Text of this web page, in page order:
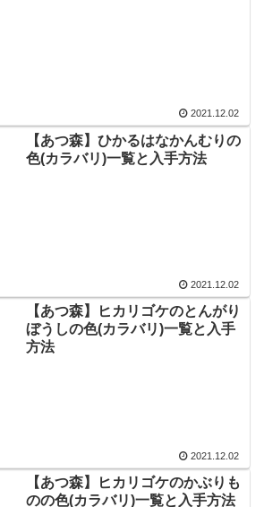
2021.12.02
【あつ森】ひかるはなかんむりの
色(カラバリ)一覧と入手方法
2021.12.02
【あつ森】ヒカリゴケのとんがり
ぼうしの色(カラバリ)一覧と入手
方法
2021.12.02
【あつ森】ヒカリゴケのかぶりも
のの色(カラバリ)一覧と入手方法